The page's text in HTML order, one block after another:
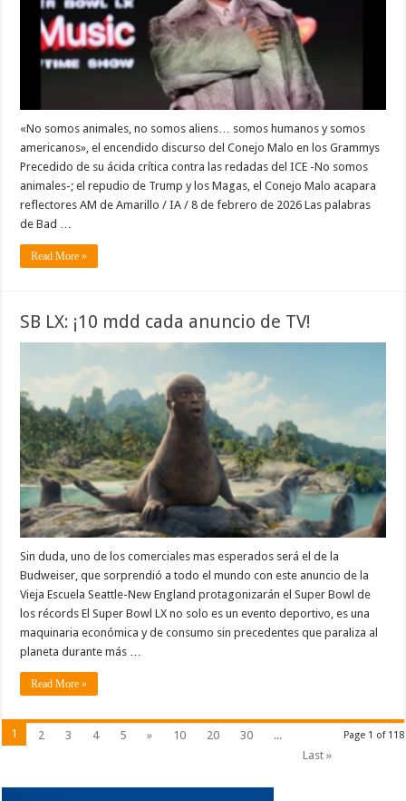
«No somos animales, no somos aliens… somos humanos y somos
americanos», el encendido discurso del Conejo Malo en los Grammys
Precedido de su ácida crítica contra las redadas del ICE -No somos
animales-; el repudio de Trump y los Magas, el Conejo Malo acapara
reflectores AM de Amarillo / IA / 8 de febrero de 2026 Las palabras
de Bad …
Read More »
SB LX: ¡10 mdd cada anuncio de TV!
Sin duda, uno de los comerciales mas esperados será el de la
Budweiser, que sorprendió a todo el mundo con este anuncio de la
Vieja Escuela Seattle-New England protagonizarán el Super Bowl de
los récords El Super Bowl LX no solo es un evento deportivo, es una
maquinaria económica y de consumo sin precedentes que paraliza al
planeta durante más …
Read More »
Page 1 of 118
1 2 3 4 5 » 10 20 30
...
Last »